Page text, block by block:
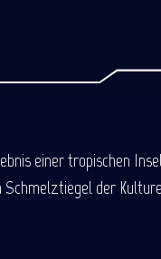
einer tropischen
Schmelztiegel der